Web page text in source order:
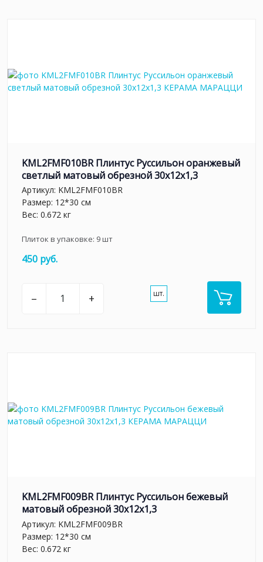
KML2FMF010BR Плинтус Руссильон оранжевый
светлый матовый обрезной 30x12x1,3
Артикул: KML2FMF010BR
Размер: 12*30 см
Вес: 0.672 кг
Плиток в упаковке: 9шт
450 руб.
– + шт.
KML2FMF009BR Плинтус Руссильон бежевый
матовый обрезной 30x12x1,3
Артикул: KML2FMF009BR
Размер: 12*30 см
Вес: 0.672 кг